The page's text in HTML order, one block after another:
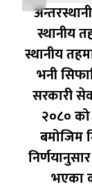
स्थानीय
स्थानीय
भनी
सरकारी
२०८०
बमोजिम
भएका